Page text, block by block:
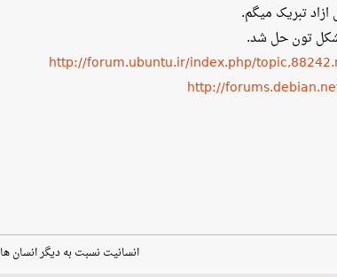
ازاد تبریک میگم.
تون حل شد.
http://forum.ubuntu.ir/index.php/
http://
انسانیت نسبت به دیگر انسان ها